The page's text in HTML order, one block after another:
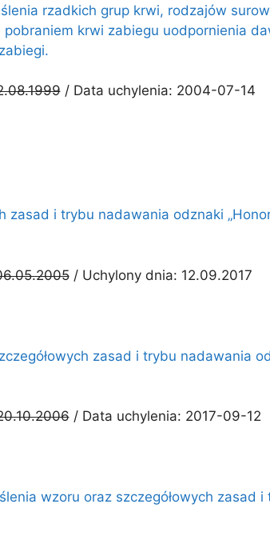
rzadkich grup krwi, rodzajów
krwi zabiegu uodpornienia
/ Data uchylenia: 2004-07-14
zasad i trybu nadawania odznaki
/ Uchylony dnia: 12.09.2017
zasad i trybu nadawania
/ Data uchylenia: 2017-09-12
wzoru oraz szczegółowych zasad i